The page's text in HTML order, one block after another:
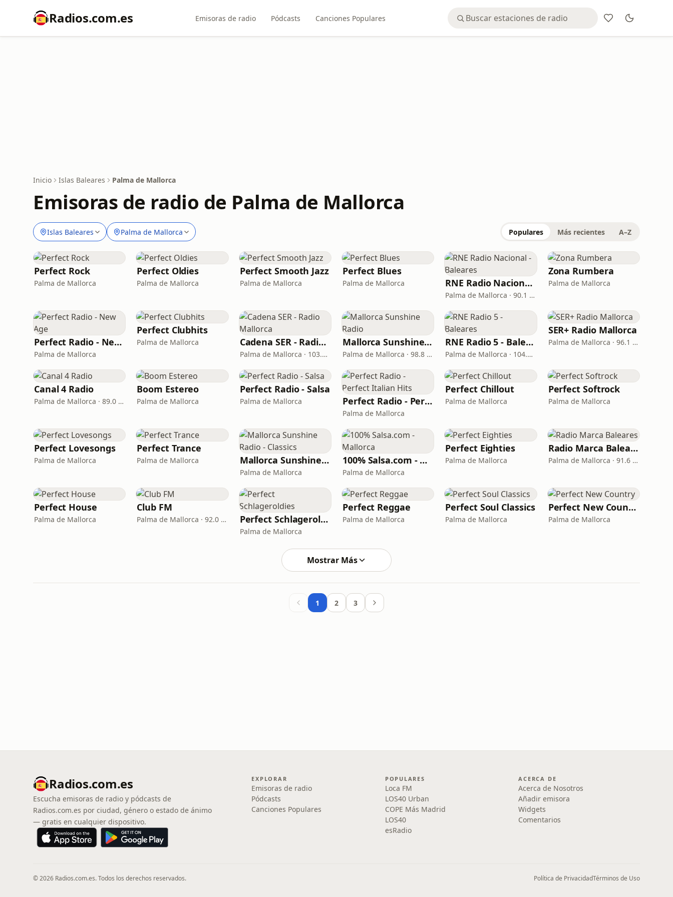
Radios.com.es Emisoras de radio Pódcasts Canciones Populares
Inicio Islas Baleares Palma de Mallorca
Emisoras de radio de Palma de Mallorca
Islas Baleares Palma de Mallorca Populares Más recientes A–Z
Perfect Rock
Palma de Mallorca
Perfect Oldies
Palma de Mallorca
Perfect Smooth Jazz
Palma de Mallorca
Perfect Blues
Palma de Mallorca RNE Radio Nacional - Baleares
Palma de Mallorca · 90.1 FM
Zona Rumbera
Palma de Mallorca
Perfect Radio - New Age
Palma de Mallorca
Perfect Clubhits
Palma de Mallorca Cadena SER - Radio Mallorca
Palma de Mallorca · 103.2 FM, 1080 AM
Mallorca Sunshine Radio
Palma de Mallorca · 98.8 FM
RNE Radio 5 - Baleares
Palma de Mallorca · 104.5 FM
SER+ Radio Mallorca
Palma de Mallorca · 96.1 FM
Canal 4 Radio
Palma de Mallorca · 89.0 FM
Boom Estereo
Palma de Mallorca
Perfect Radio - Salsa
Palma de Mallorca Perfect Radio - Perfect Italian Hits
Palma de Mallorca
Perfect Chillout
Palma de Mallorca
Perfect Softrock
Palma de Mallorca
Perfect Lovesongs
Palma de Mallorca
Perfect Trance
Palma de Mallorca Mallorca Sunshine Radio - Classics
Palma de Mallorca
100% Salsa.com - Mallorca
Palma de Mallorca
Perfect Eighties
Palma de Mallorca
Radio Marca Baleares
Palma de Mallorca · 91.6 FM
Perfect House
Palma de Mallorca
Club FM
Palma de Mallorca · 92.0 FM Perfect Schlageroldies
Palma de Mallorca
Perfect Reggae
Palma de Mallorca
Perfect Soul Classics
Palma de Mallorca
Perfect New Country
Palma de Mallorca
Mostrar Más
1 2 3
Radios.com.es
Escucha emisoras de radio y pódcasts de
Radios.com.es por ciudad, género o estado de ánimo
— gratis en cualquier dispositivo.
EXPLORAR
Emisoras de radio
Pódcasts
Canciones Populares
POPULARES
Loca FM
LOS40 Urban
COPE Más Madrid
LOS40
esRadio
ACERCA DE
Acerca de Nosotros
Añadir emisora
Widgets
Comentarios
© 2026 Radios.com.es. Todos los derechos reservados. Política de PrivacidadTérminos de Uso